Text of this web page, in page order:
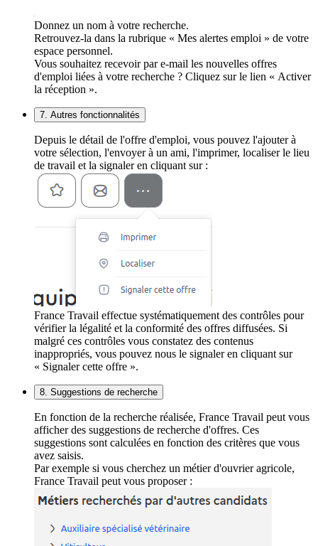
Donnez un nom à votre recherche.
Retrouvez-la dans la rubrique « Mes alertes emploi » de votre
espace personnel.
Vous souhaitez recevoir par e-mail les nouvelles offres
d'emploi liées à votre recherche ? Cliquez sur le lien « Activer
la réception ».
7. Autres fonctionnalités
Depuis le détail de l'offre d'emploi, vous pouvez l'ajouter à
votre sélection, l'envoyer à un ami, l'imprimer, localiser le lieu
de travail et la signaler en cliquant sur :
France Travail effectue systématiquement des contrôles pour
vérifier la légalité et la conformité des offres diffusées. Si
malgré ces contrôles vous constatez des contenus
inappropriés, vous pouvez nous le signaler en cliquant sur
« Signaler cette offre ».
8. Suggestions de recherche
En fonction de la recherche réalisée, France Travail peut vous
afficher des suggestions de recherche d'offres. Ces
suggestions sont calculées en fonction des critères que vous
avez saisis.
Par exemple si vous cherchez un métier d'ouvrier agricole,
France Travail peut vous proposer :